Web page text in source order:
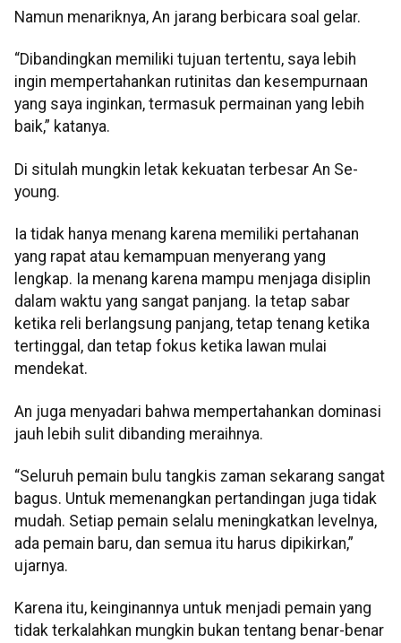
Namun menariknya, An jarang berbicara soal gelar.
“Dibandingkan memiliki tujuan tertentu, saya lebih
ingin mempertahankan rutinitas dan kesempurnaan
yang saya inginkan, termasuk permainan yang lebih
baik,” katanya.
Di situlah mungkin letak kekuatan terbesar An Se-
young.
Ia tidak hanya menang karena memiliki pertahanan
yang rapat atau kemampuan menyerang yang
lengkap. Ia menang karena mampu menjaga disiplin
dalam waktu yang sangat panjang. Ia tetap sabar
ketika reli berlangsung panjang, tetap tenang ketika
tertinggal, dan tetap fokus ketika lawan mulai
mendekat.
An juga menyadari bahwa mempertahankan dominasi
jauh lebih sulit dibanding meraihnya.
“Seluruh pemain bulu tangkis zaman sekarang sangat
bagus. Untuk memenangkan pertandingan juga tidak
mudah. Setiap pemain selalu meningkatkan levelnya,
ada pemain baru, dan semua itu harus dipikirkan,”
ujarnya.
Karena itu, keinginannya untuk menjadi pemain yang
tidak terkalahkan mungkin bukan tentang benar-benar